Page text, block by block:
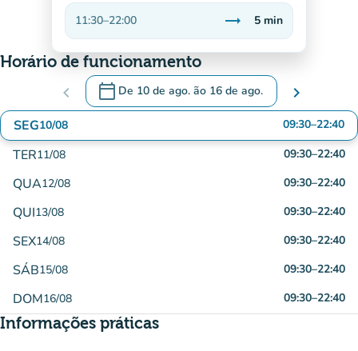
11:30–22:00 trending_flat
Estável
5 min
Horário de funcionamento
chevron_left calendar_today De 10 de ago. ão 16 de ago.
.Abra o calendário para alterar as datas
chevron_right
SEG10/08 09:30–22:40
TER11/08 09:30–22:40
QUA12/08 09:30–22:40
QUI13/08 09:30–22:40
SEX14/08 09:30–22:40
SÁB15/08 09:30–22:40
DOM16/08 09:30–22:40
Informações práticas